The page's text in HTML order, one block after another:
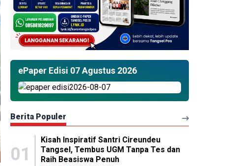
ePaper Edisi 07 Agustus 2026
Berita Populer
01
Kisah Inspiratif Santri Cireundeu
Tangsel, Tembus UGM Tanpa Tes dan
Raih Beasiswa Penuh